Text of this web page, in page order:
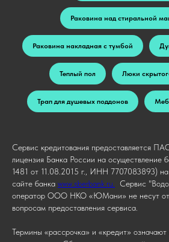
Раковина над стиральной
Раковина накладная с тумбой
Теплый пол Люки
Трап для душевых поддонов
Сервис кредитования предоставляется
лицензия Банка России на осуществление
1481 от 11.08.2015 г., ИНН 7707083893) на
сайте банка www.sberbank.ru.
Сервис
оператор ООО НКО «ЮМани» не несут
вопросам предоставления сервиса.
Термины «рассрочка» и «кредит»